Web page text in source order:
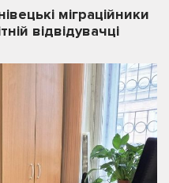
міграційники
відвідувачці